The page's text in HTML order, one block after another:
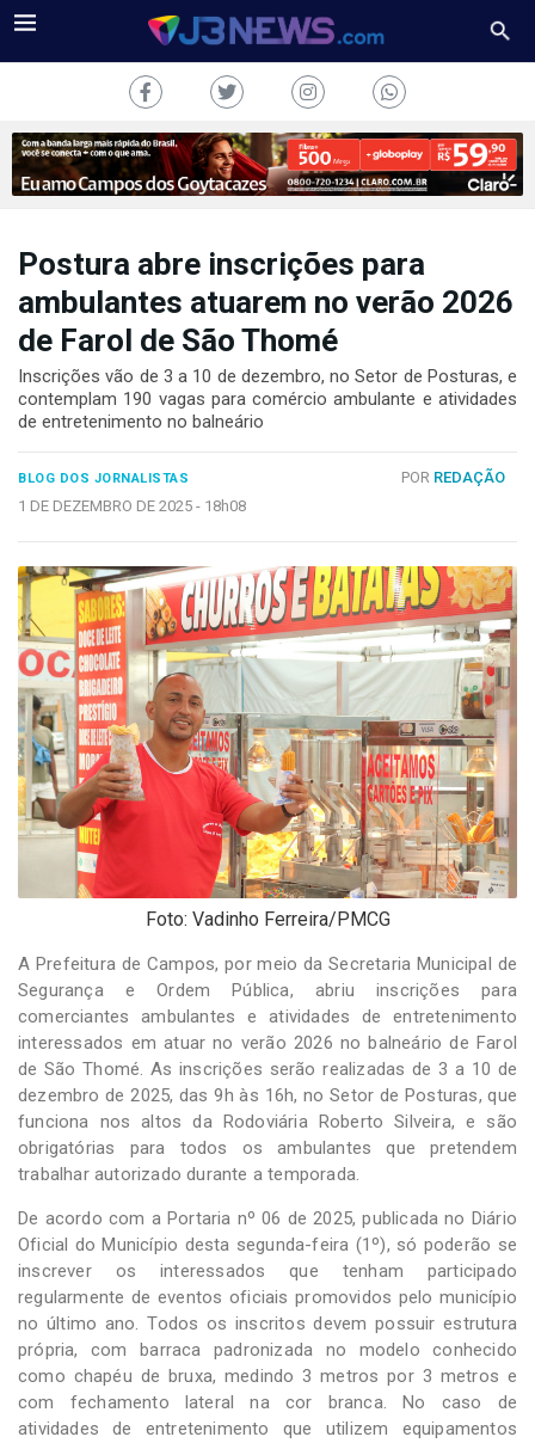
COLUNAS
CONOSCO
2024
Desenvolvido
por
Hesea
Tecnologia
Sistemas
Postura abre inscrições para
ambulantes atuarem no verão 2026
de Farol de São Thomé
Inscrições vão de 3 a 10 de dezembro, no Setor de Posturas, e
contemplam 190 vagas para comércio ambulante e atividades
de entretenimento no balneário
BLOG DOS JORNALISTAS POR REDAÇÃO
1 DE DEZEMBRO DE 2025 - 18h08
Foto: Vadinho Ferreira/PMCG
A Prefeitura de Campos, por meio da Secretaria Municipal de
Segurança e Ordem Pública, abriu inscrições para
comerciantes ambulantes e atividades de entretenimento
interessados em atuar no verão 2026 no balneário de Farol
de São Thomé. As inscrições serão realizadas de 3 a 10 de
dezembro de 2025, das 9h às 16h, no Setor de Posturas, que
funciona nos altos da Rodoviária Roberto Silveira, e são
obrigatórias para todos os ambulantes que pretendem
trabalhar autorizado durante a temporada.
De acordo com a Portaria nº 06 de 2025, publicada no Diário
Oficial do Município desta segunda-feira (1º), só poderão se
inscrever os interessados que tenham participado
regularmente de eventos oficiais promovidos pelo município
no último ano. Todos os inscritos devem possuir estrutura
própria, com barraca padronizada no modelo conhecido
como chapéu de bruxa, medindo 3 metros por 3 metros e
com fechamento lateral na cor branca. No caso de
atividades de entretenimento que utilizem equipamentos